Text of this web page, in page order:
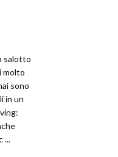
salotto
molto
sono
in un
...